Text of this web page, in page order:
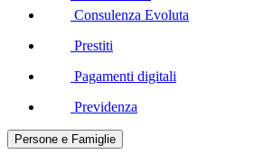
Consulenza Evoluta
Prestiti
Pagamenti digitali
Previdenza
Persone e Famiglie